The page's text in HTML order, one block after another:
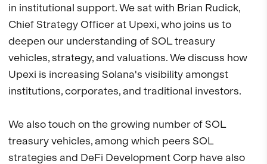
in institutional support. We sat with Brian Rudick,
Chief Strategy Officer at Upexi, who joins us to
deepen our understanding of SOL treasury
vehicles, strategy, and valuations. We discuss how
Upexi is increasing Solana's visibility amongst
institutions, corporates, and traditional investors.
We also touch on the growing number of SOL
treasury vehicles, among which peers SOL
strategies and DeFi Development Corp have also